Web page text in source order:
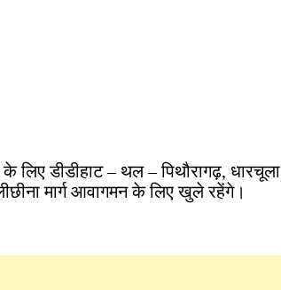
लिए डीडीहाट – थल – पिथौरागढ़, धारचूला
मार्ग आवागमन के लिए खुले रहेंगे।